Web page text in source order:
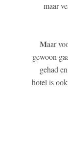
maar
Maar
gewoon
gehad
hotel is